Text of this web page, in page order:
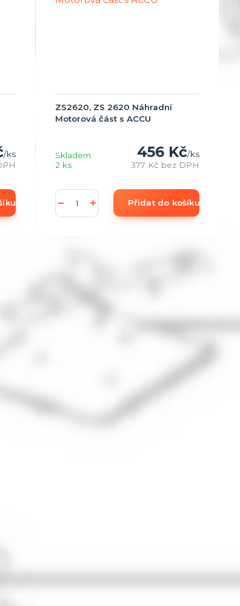
/ks
(add to Basket)
ZS2620, ZS 2620 Náhradní
Motorová část s ACCU
456 Kč/ks
377 Kč bez DPH
Skladem
2 ks
Přidat do košíku (add to